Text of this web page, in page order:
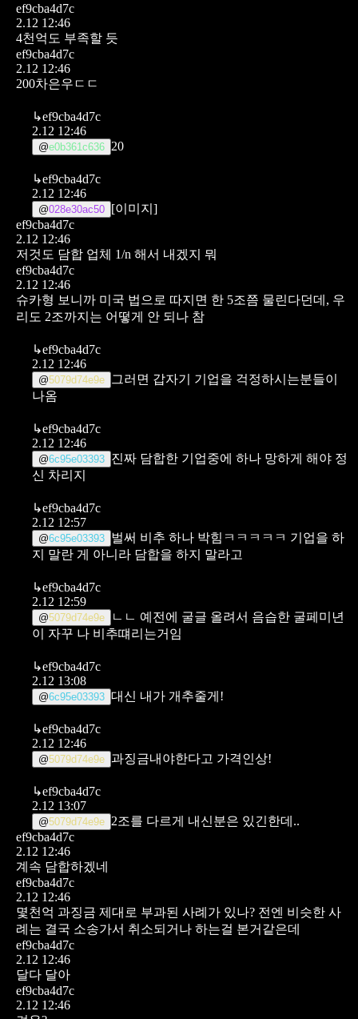
ef9cba4d7c
2.12 12:46
4천억도 부족할 듯
ef9cba4d7c
2.12 12:46
200차은우ㄷㄷ
↳ef9cba4d7c
2.12 12:46
@e0b361c636 20
↳ef9cba4d7c
2.12 12:46
@028e30ac50 [이미지]
ef9cba4d7c
2.12 12:46
저것도 담합 업체 1/n 해서 내겠지 뭐
ef9cba4d7c
2.12 12:46
슈카형 보니까 미국 법으로 따지면 한 5조쯤 물린다던데, 우
리도 2조까지는 어떻게 안 되나 참
↳ef9cba4d7c
2.12 12:46
@5079d74e9e
그러면 갑자기 기업을 걱정하시는분들이
나옴
↳ef9cba4d7c
2.12 12:46
@6c95e03393 진짜 담합한 기업중에 하나 망하게 해야 정
신 차리지
↳ef9cba4d7c
2.12 12:57
@6c95e03393 벌써 비추 하나 박힘ㅋㅋㅋㅋㅋ 기업을 하
지 말란 게 아니라 담합을 하지 말라고
↳ef9cba4d7c
2.12 12:59
@5079d74e9e
ㄴㄴ 예전에 굴글 올려서 음습한 굴페미년
이 자꾸 나 비추떄리는거임
↳ef9cba4d7c
2.12 13:08
@6c95e03393 대신 내가 개추줄게!
↳ef9cba4d7c
2.12 12:46
@5079d74e9e 과징금내야한다고 가격인상!
↳ef9cba4d7c
2.12 13:07
@5079d74e9e 2조를 다르게 내신분은 있긴한데..
ef9cba4d7c
2.12 12:46
계속 담합하겠네
ef9cba4d7c
2.12 12:46
몇천억 과징금 제대로 부과된 사례가 있나? 전엔 비슷한 사
례는 결국 소송가서 취소되거나 하는걸 본거같은데
ef9cba4d7c
2.12 12:46
달다 달아
ef9cba4d7c
2.12 12:46